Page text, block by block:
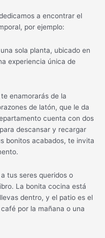
a encontrar el
por ejemplo:
sola planta, ubicado en
experiencia única de
enamorarás de la
de latón, que le da
cuenta con dos
descansar y recargar
bonitos acabados, te invita
tus seres queridos o
La bonita cocina está
dentro, y el patio es el
por la mañana o una